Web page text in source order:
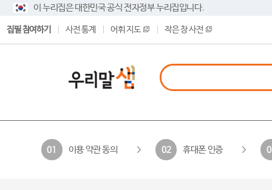
이 누리집은 대한민국 공식 전자정부 누리집입니다.
집필 참여하기 사전 통계 어휘 지도 작은 창 사전
01 이용 약관 동의 02 휴대폰 인증